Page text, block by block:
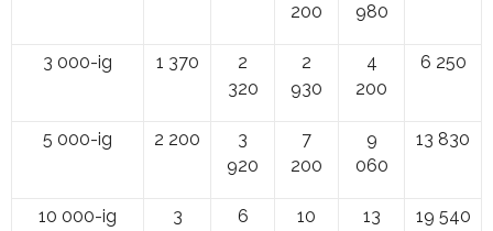
200
980
3 000-ig 1 370
2
320
2
930
4
200
6 250
5 000-ig 2 200
3
920
7
200
9
060
13 830
10 000-ig
3
6
10
13
19 540